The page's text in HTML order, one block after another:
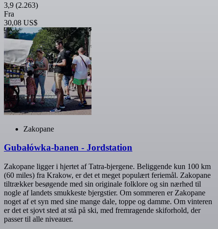
3,9 (2.263)
Fra
30,08 US$
Zakopane
Gubałówka-banen - Jordstation
Zakopane ligger i hjertet af Tatra-bjergene. Beliggende kun 100 km
(60 miles) fra Krakow, er det et meget populært feriemål. Zakopane
tiltrækker besøgende med sin originale folklore og sin nærhed til
nogle af landets smukkeste bjergstier. Om sommeren er Zakopane
noget af et syn med sine mange dale, toppe og damme. Om vinteren
er det et sjovt sted at stå på ski, med fremragende skiforhold, der
passer til alle niveauer.